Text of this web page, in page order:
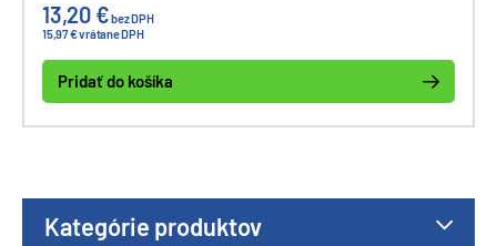
Kategórie produktov
13,20 €bez DPH
15,97 € vrátane DPH
Pridať do košíka